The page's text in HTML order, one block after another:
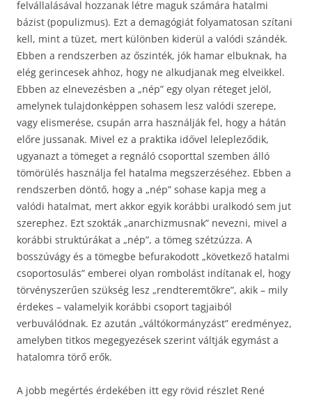
felvállalásával hozzanak létre maguk számára hatalmi
bázist (populizmus). Ezt a demagógiát folyamatosan szítani
kell, mint a tüzet, mert különben kiderül a valódi szándék.
Ebben a rendszerben az őszinték, jók hamar elbuknak, ha
elég gerincesek ahhoz, hogy ne alkudjanak meg elveikkel.
Ebben az elnevezésben a „nép” egy olyan réteget jelöl,
amelynek tulajdonképpen sohasem lesz valódi szerepe,
vagy elismerése, csupán arra használják fel, hogy a hátán
előre jussanak. Mivel ez a praktika idővel lelepleződik,
ugyanazt a tömeget a regnáló csoporttal szemben álló
tömörülés használja fel hatalma megszerzéséhez. Ebben a
rendszerben döntő, hogy a „nép” sohase kapja meg a
valódi hatalmat, mert akkor egyik korábbi uralkodó sem jut
szerephez. Ezt szokták „anarchizmusnak” nevezni, mivel a
korábbi struktúrákat a „nép”, a tömeg szétzúzza. A
bosszúvágy és a tömegbe befurakodott „következő hatalmi
csoportosulás” emberei olyan rombolást indítanak el, hogy
törvényszerűen szükség lesz „rendteremtőkre”, akik – mily
érdekes – valamelyik korábbi csoport tagjaiból
verbuválódnak. Ez azután „váltókormányzást” eredményez,
amelyben titkos megegyezések szerint váltják egymást a
hatalomra törő erők.
A jobb megértés érdekében itt egy rövid részlet René